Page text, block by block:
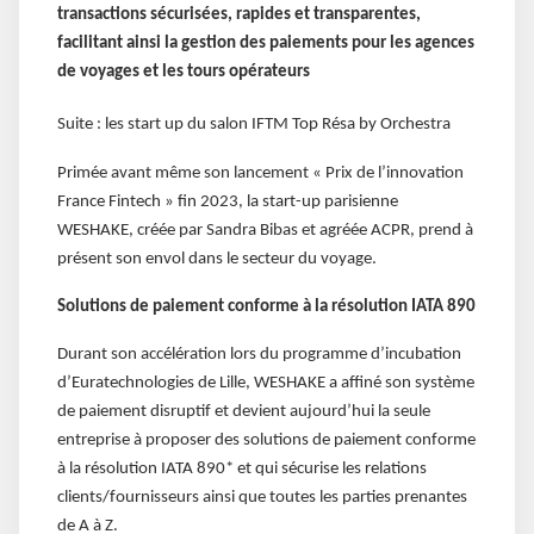
transactions sécurisées, rapides et transparentes,
facilitant ainsi la gestion des paiements pour les agences
de voyages et les tours opérateurs
Suite : les start up du salon IFTM Top Résa by Orchestra
Primée avant même son lancement « Prix de l’innovation
France Fintech » fin 2023, la start-up parisienne
WESHAKE, créée par Sandra Bibas et agréée ACPR, prend à
présent son envol dans le secteur du voyage.
Solutions de paiement conforme à la résolution IATA 890
Durant son accélération lors du programme d’incubation
d’Euratechnologies de Lille, WESHAKE a affiné son système
de paiement disruptif et devient aujourd’hui la seule
entreprise à proposer des solutions de paiement conforme
à la résolution IATA 890* et qui sécurise les relations
clients/fournisseurs ainsi que toutes les parties prenantes
de A à Z.